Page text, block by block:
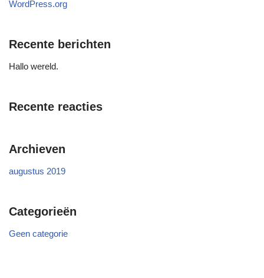
WordPress.org
Recente berichten
Hallo wereld.
Recente reacties
Archieven
augustus 2019
Categorieën
Geen categorie